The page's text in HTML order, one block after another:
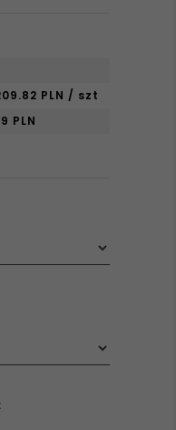
PLN / szt
PLN